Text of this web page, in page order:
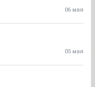
06 мая
05 мая